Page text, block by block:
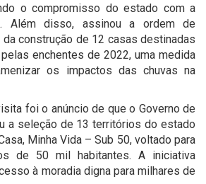
o compromisso do estado com a
Além disso, assinou a ordem de
construção de 12 casas destinadas
enchentes de 2022, uma medida
os impactos das chuvas na
foi o anúncio de que o Governo de
a seleção de 13 territórios do estado
Minha Vida – Sub 50, voltado para
de 50 mil habitantes. A iniciativa
à moradia digna para milhares de